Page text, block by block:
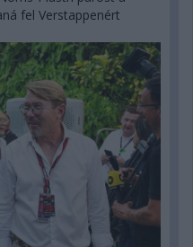
fel Verstappenért